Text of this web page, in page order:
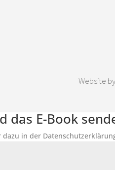
Website by
E-Book
in der